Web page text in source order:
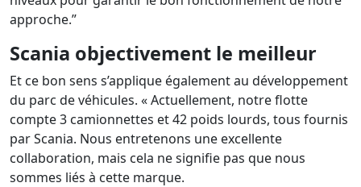
approche.”
Scania objectivement le meilleur
Et ce bon sens s’applique également au développement
du parc de véhicules. « Actuellement, notre flotte
compte 3 camionnettes et 42 poids lourds, tous fournis
par Scania. Nous entretenons une excellente
collaboration, mais cela ne signifie pas que nous
sommes liés à cette marque.